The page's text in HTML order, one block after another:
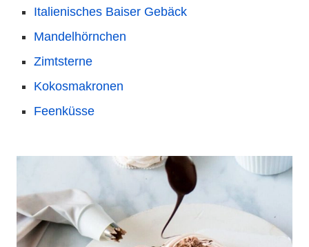
Italienisches Baiser Gebäck
Mandelhörnchen
Zimtsterne
Kokosmakronen
Feenküsse